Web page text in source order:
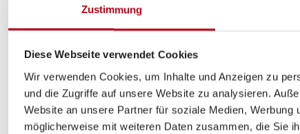
Zustimmung
Diese Webseite verwendet Cookies
Wir verwenden Cookies, um Inhalte und Anzeigen zu
und die Zugriffe auf unsere Website zu analysieren.
Website an unsere Partner für soziale Medien,
möglicherweise mit weiteren Daten zusammen, die Sie